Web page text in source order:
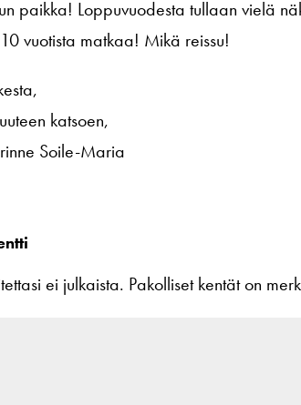
paikka! Loppuvuodesta tullaan vielä
vuotista matkaa! Mikä reissu!
katsoen,
Soile-Maria
ei julkaista. Pakolliset kentät on